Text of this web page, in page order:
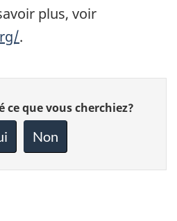
plus, voir
.
ce que vous cherchiez?
Non